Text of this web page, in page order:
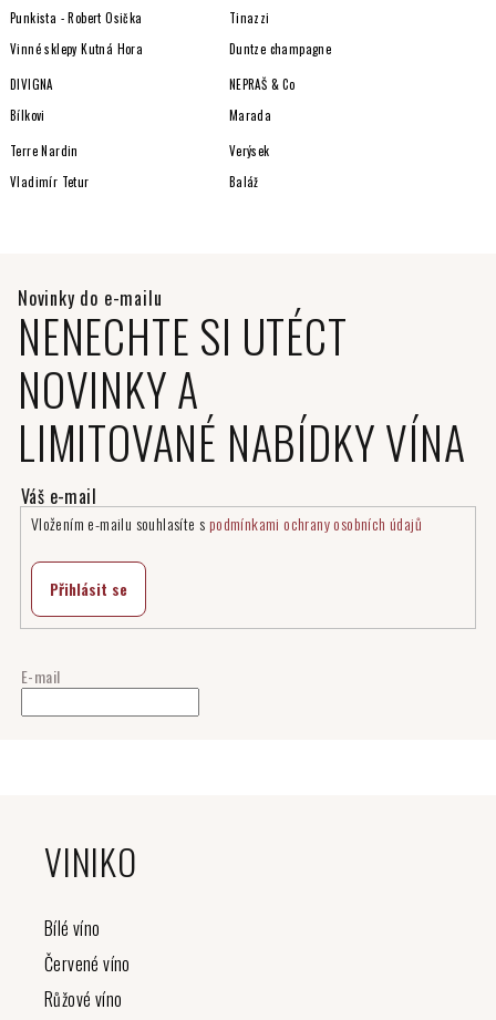
Punkista - Robert Osička
Tinazzi
Vinné sklepy Kutná Hora
Duntze champagne
DIVIGNA
NEPRAŠ & Co
Bílkovi
Marada
Terre Nardin
Verýsek
Vladimír Tetur
Baláž
NENECHTE SI UTÉCT
NOVINKY A
LIMITOVANÉ NABÍDKY VÍNA
E-mail
Vložením e-mailu souhlasíte s podmínkami ochrany osobních údajů
Přihlásit se
VINIKO
Bílé víno
Červené víno
Růžové víno